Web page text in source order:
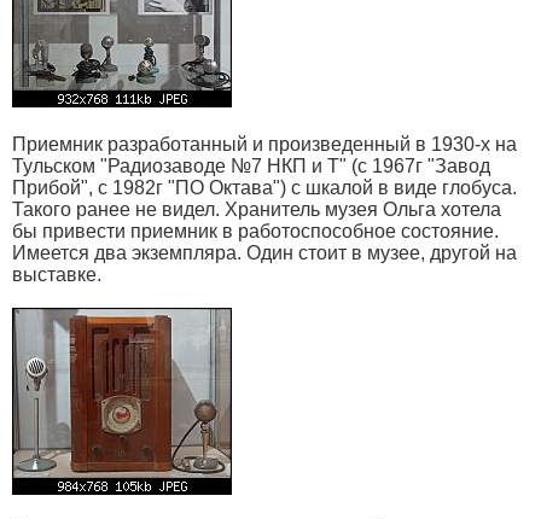
Приемник разработанный и произведенный в 1930-х на
Тульском "Радиозаводе №7 НКП и Т" (с 1967г "Завод
Прибой", с 1982г "ПО Октава") с шкалой в виде глобуса.
Такого ранее не видел. Хранитель музея Ольга хотела
бы привести приемник в работоспособное состояние.
Имеется два экземпляра. Один стоит в музее, другой на
выставке.